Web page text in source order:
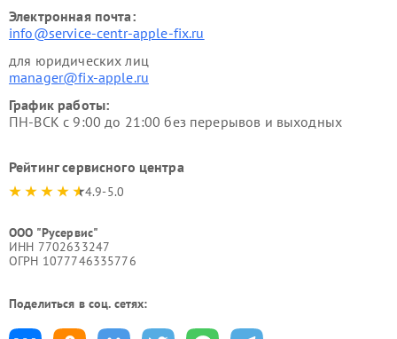
Электронная почта:
info@service-centr-apple-fix.ru
для юридических лиц
manager@fix-apple.ru
График работы:
ПН-ВСК с 9:00 до 21:00 без перерывов и выходных
Рейтинг сервисного центра
4.9-5.0
ООО "Русервис"
ИНН 7702633247
ОГРН 1077746335776
Поделиться в соц. сетях: